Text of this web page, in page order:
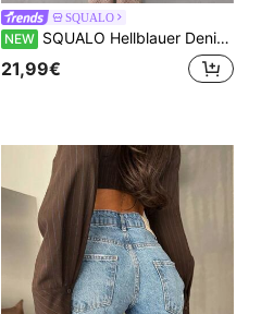
SQUALO
NEW SQUALO Hellblauer Denim Midi-Rock mit Schlitz - 100% Baumwolle
21,99€